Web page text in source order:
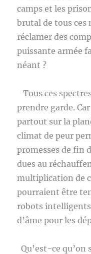
camps et les
brutal de tous
réclamer des
puissante armée
néant ?
Tous ces
prendre garde.
partout sur la
climat de peur
promesses de fin
dues au
multiplication de
pourraient être
robots
d’âme pour les
Qu’est-ce qu’on